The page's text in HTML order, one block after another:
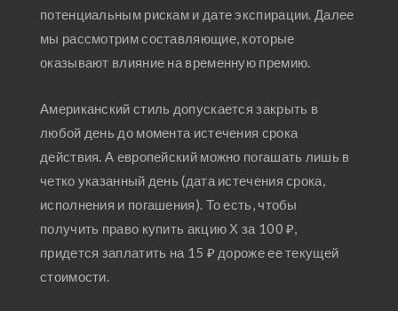
потенциальным рискам и дате экспирации. Далее
мы рассмотрим составляющие, которые
оказывают влияние на временную премию.
Американский стиль допускается закрыть в
любой день до момента истечения срока
действия. А европейский можно погашать лишь в
четко указанный день (дата истечения срока,
исполнения и погашения). То есть, чтобы
получить право купить акцию Х за 100 ₽,
придется заплатить на 15 ₽ дороже ее текущей
стоимости.